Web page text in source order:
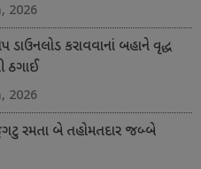
2026
કરાવવાનાં બહાને વૃદ્ધ
ઠગાઈ
2026
રમતા બે તહોમતદાર જબ્બે